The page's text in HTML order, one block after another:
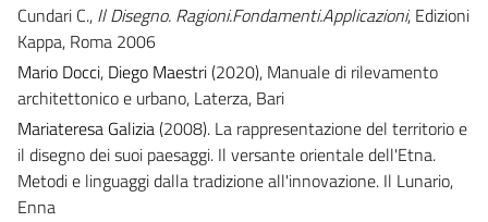
Cundari C., Il Disegno. Ragioni.Fondamenti.Applicazioni, Edizioni
Kappa, Roma 2006
Mario Docci, Diego Maestri(2020), Manuale di rilevamento
architettonico e urbano, Laterza, Bari
Mariateresa Galizia(2008). La rappresentazione del territorio e
il disegno dei suoi paesaggi. Il versante orientale dell'Etna.
Metodi e linguaggi dalla tradizione all'innovazione. Il Lunario,
Enna